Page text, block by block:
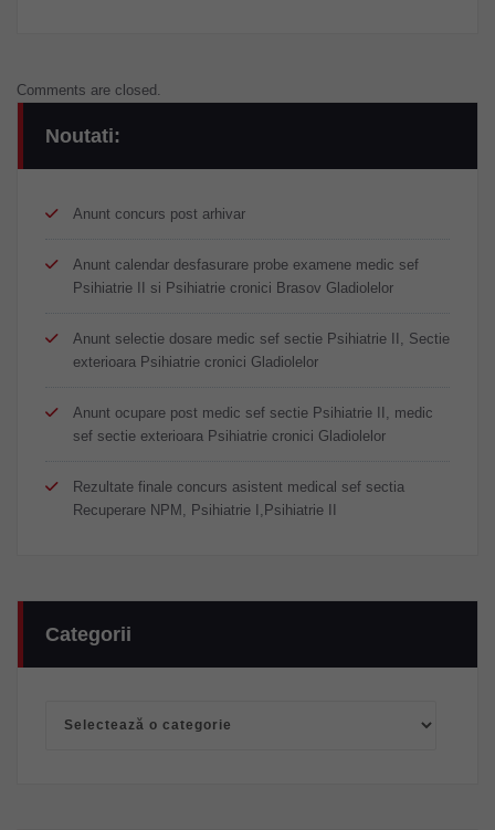
Comments are closed.
Noutati:
Anunt concurs post arhivar
Anunt calendar desfasurare probe examene medic sef
Psihiatrie II si Psihiatrie cronici Brasov Gladiolelor
Anunt selectie dosare medic sef sectie Psihiatrie II, Sectie
exterioara Psihiatrie cronici Gladiolelor
Anunt ocupare post medic sef sectie Psihiatrie II, medic
sef sectie exterioara Psihiatrie cronici Gladiolelor
Rezultate finale concurs asistent medical sef sectia
Recuperare NPM, Psihiatrie I,Psihiatrie II
Categorii